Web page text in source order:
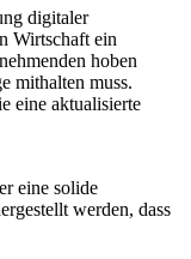
digitaler
Wirtschaft ein
hoben
mithalten muss.
eine aktualisierte
eine solide
werden, dass